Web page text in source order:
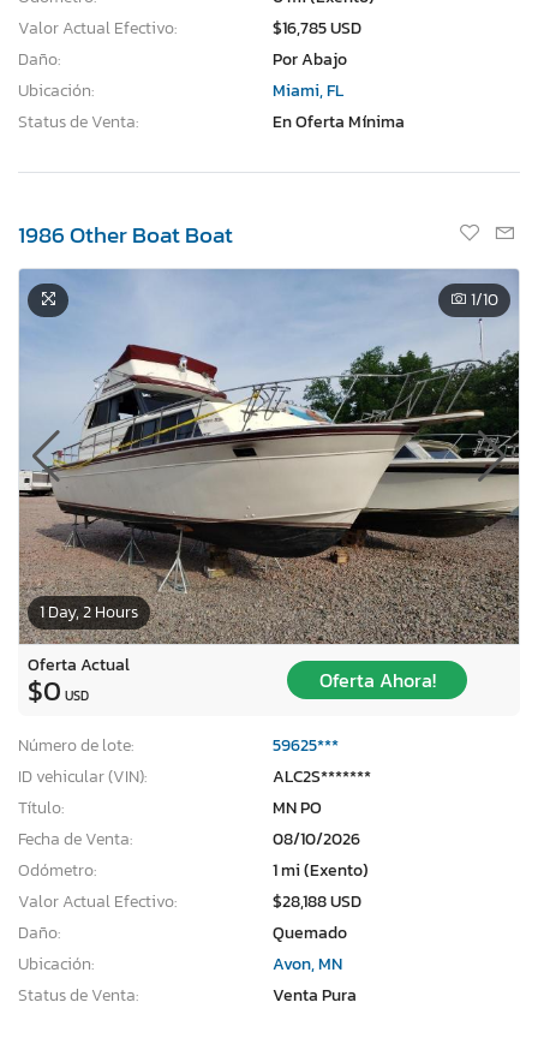
Valor Actual Efectivo:
$16,785 USD
Daño:
Por Abajo
Ubicación:
Miami, FL
Status de Venta:
En Oferta Mínima
1986 Other Boat Boat
1 Day, 2 Hours
1/10
Oferta Actual
$0 USD
Oferta Ahora!
Número de lote:
59625***
ID vehicular (VIN):
ALC2S*******
Título:
MN PO
Fecha de Venta:
08/10/2026
Odómetro:
1 mi (Exento)
Valor Actual Efectivo:
$28,188 USD
Daño:
Quemado
Ubicación:
Avon, MN
Status de Venta:
Venta Pura